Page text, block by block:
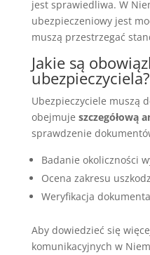
jest sprawiedliwa. W
ubezpieczeniowy jest
muszą przestrzegać
Jakie są
ubezpieczyciela?
Ubezpieczyciele muszą
obejmuje szczegółową
sprawdzenie
Badanie okoliczności
Ocena zakresu
Weryfikacja
Aby dowiedzieć się
komunikacyjnych w